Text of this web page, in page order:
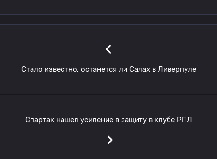
‹
Стало известно, останется ли Салах в Ливерпуле
Спартак нашел усиление в защиту в клубе РПЛ
›